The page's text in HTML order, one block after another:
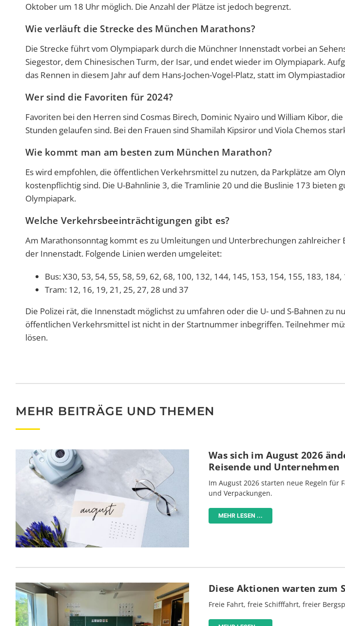
Oktober um 18 Uhr möglich. Die Anzahl der Plätze ist jedoch begrenzt.
Wie verläuft die Strecke des München Marathons?
Die Strecke führt vom Olympiapark durch die Münchner Innenstadt vorbei an
Siegestor, dem Chinesischen Turm, der Isar, und endet wieder im Olympiapark.
das Rennen in diesem Jahr auf dem Hans-Jochen-Vogel-Platz, statt im
Wer sind die Favoriten für 2024?
Favoriten bei den Herren sind Cosmas Birech, Dominic Nyairo und William Kibor,
Stunden gelaufen sind. Bei den Frauen sind Shamilah Kipsiror und Viola Chemos
Wie kommt man am besten zum München Marathon?
Es wird empfohlen, die öffentlichen Verkehrsmittel zu nutzen, da Parkplätze am
kostenpflichtig sind. Die U-Bahnlinie 3, die Tramlinie 20 und die Buslinie 173 bieten
Olympiapark.
Welche Verkehrsbeeinträchtigungen gibt es?
Am Marathonsonntag kommt es zu Umleitungen und Unterbrechungen zahlreicher
der Innenstadt. Folgende Linien werden umgeleitet:
Bus: X30, 53, 54, 55, 58, 59, 62, 68, 100, 132, 144, 145, 153, 154, 155, 183,
Tram: 12, 16, 19, 21, 25, 27, 28 und 37
Die Polizei rät, die Innenstadt möglichst zu umfahren oder die U- und S-Bahnen zu
öffentlichen Verkehrsmittel ist nicht in der Startnummer inbegriffen. Teilnehmer
lösen.
MEHR BEITRÄGE UND THEMEN
Was sich im August 2026
Reisende und Unternehmen
Im August 2026 starten neue Regeln für
und Verpackungen.
MEHR LESEN ...
Diese Aktionen warten zum
Freie Fahrt, freie Schifffahrt, freier